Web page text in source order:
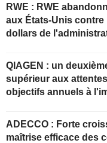
RWE : RWE abandonne l'éolien offshore
aux États-Unis contre
dollars de
QIAGEN : un deuxième trimestre
supérieur aux
objectifs annuels à
ADECCO : Forte croissance organique et
maîtrise efficace des